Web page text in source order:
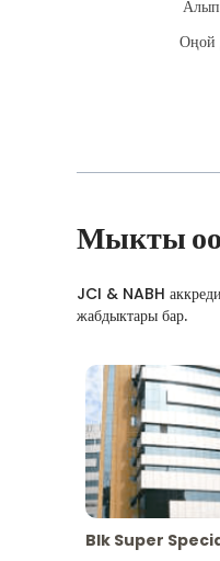
Алып
Оңой
Мыкты
JCI & NABH
жабдыктары бар.
Blk Super